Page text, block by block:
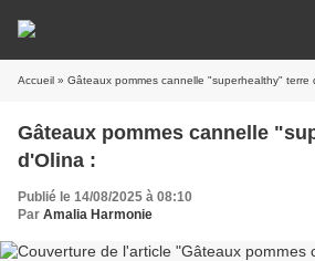
Accueil » Gâteaux pommes cannelle "superhealthy" terre
Gâteaux pommes cannelle
d'Olina :
Publié le 14/08/2025 à 08:10
Par Amalia Harmonie